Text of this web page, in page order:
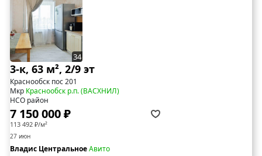
34
3-к, 63 м², 2/9 эт
Краснообск пос 201
Мкр Краснообск р.п. (ВАСХНИЛ)
НСО район
7 150 000 ₽
113 492 ₽/м²
27 июн
Владис ЦентральноеАвито